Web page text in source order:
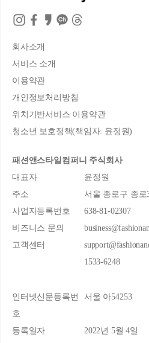
회사소개
서비스 소개
이용약관
개인정보처리방침
위치기반서비스 이용약관
청소년 보호정책(책임자: 윤정원)
패션앤스타일컴퍼니 주식회사
대표자
윤정원
주소
서울 종로구 종로
사업자등록번호
638-81-02307
비즈니스 문의
고객센터
1533-6248
인터넷신문등록번
호
서울 아54253
등록일자 2022년 5월 4일